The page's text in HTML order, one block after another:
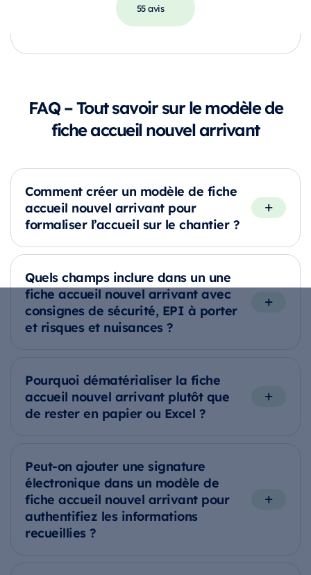
55 avis
FAQ – Tout savoir sur le modèle de
fiche accueil nouvel arrivant
Comment créer un modèle de fiche
accueil nouvel arrivant pour
formaliser l’accueil sur le chantier ?
Quels champs inclure dans un une
fiche accueil nouvel arrivant avec
consignes de sécurité, EPI à porter
et risques et nuisances ?
Pourquoi dématérialiser la fiche
accueil nouvel arrivant plutôt que
de rester en papier ou Excel ?
Peut-on ajouter une signature
électronique dans un modèle de
fiche accueil nouvel arrivant pour
authentifiez les informations
recueillies ?